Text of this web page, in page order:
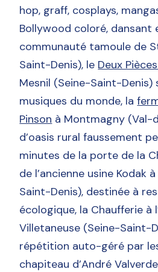
hop, graff, cosplays,
Bollywood coloré, dansant
communauté tamoule de
Saint-Denis), le Deux
Mesnil (Seine-Saint-Denis)
musiques du monde, la
Pinson à Montmagny (Val-
d’oasis rural faussement
minutes de la porte de la
de l’ancienne usine Kodak
Saint-Denis), destinée à
écologique, la Chaufferie à
Villetaneuse (Seine-Saint-
répétition auto-géré par
chapiteau d’André